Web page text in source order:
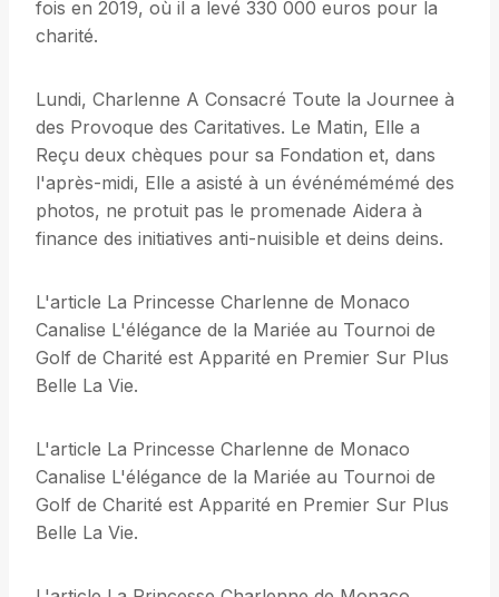
fois en 2019, où il a levé 330 000 euros pour la
charité.
Lundi, Charlenne A Consacré Toute la Journee à
des Provoque des Caritatives. Le Matin, Elle a
Reçu deux chèques pour sa Fondation et, dans
l'après-midi, Elle a asisté à un événémémémé des
photos, ne protuit pas le promenade Aidera à
finance des initiatives anti-nuisible et deins deins.
L'article La Princesse Charlenne de Monaco
Canalise L'élégance de la Mariée au Tournoi de
Golf de Charité est Apparité en Premier Sur Plus
Belle La Vie.
L'article La Princesse Charlenne de Monaco
Canalise L'élégance de la Mariée au Tournoi de
Golf de Charité est Apparité en Premier Sur Plus
Belle La Vie.